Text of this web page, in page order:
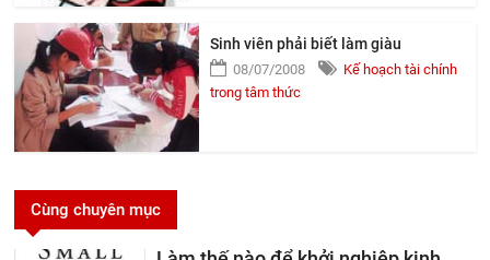
Sinh viên phải biết làm giàu
08/07/2008
Kế hoạch tài chính
trong tâm thức
Cùng chuyên mục